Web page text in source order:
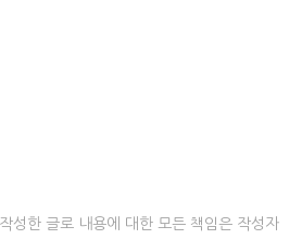
성한 글로 내용에 대한 모든 책임은 작성자